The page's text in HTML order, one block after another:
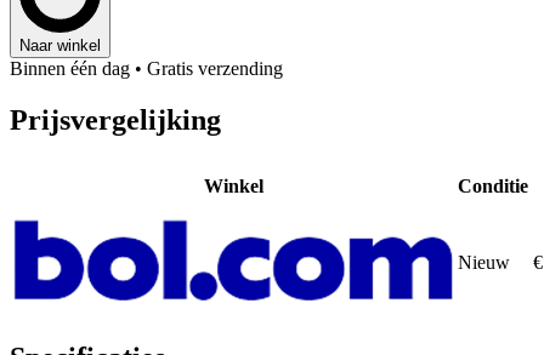
Naar winkel
Binnen één dag • Gratis verzending
Prijsvergelijking
Winkel Conditie
Nieuw